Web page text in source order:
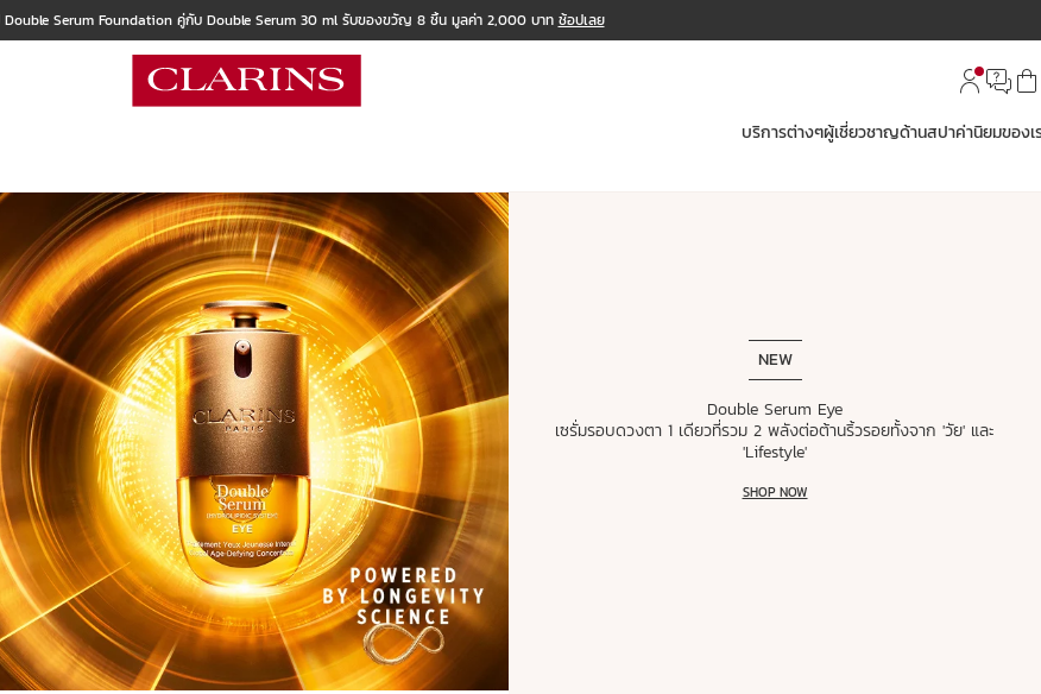
Double Serum Foundation คู่กับ Double Serum 30 ml รับของขวัญ 8 ชิ้น มูลค่า 2,000 บาท ช้อปเลย
บริการต่างๆผู้เชี่ยวชาญด้านสปาค่านิยมของเ
NEW
Double Serum Eye
เซรั่มรอบดวงตา 1 เดียวที่รวม 2 พลังต่อต้านริ้วรอยทั้งจาก 'วัย' และ
'Lifestyle'
SHOP NOW